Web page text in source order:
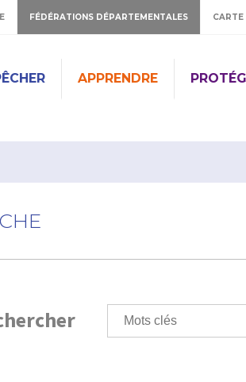
FÉDÉRATIONS DÉPARTEMENTALES CARTE
APPRENDRE